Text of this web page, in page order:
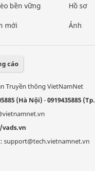
bền vững
mới
Hồ sơ
Ảnh
cáo
Truyền thông VietNamNet
(Hà Nội)-0919435885
support@tech.vietnamnet.vn